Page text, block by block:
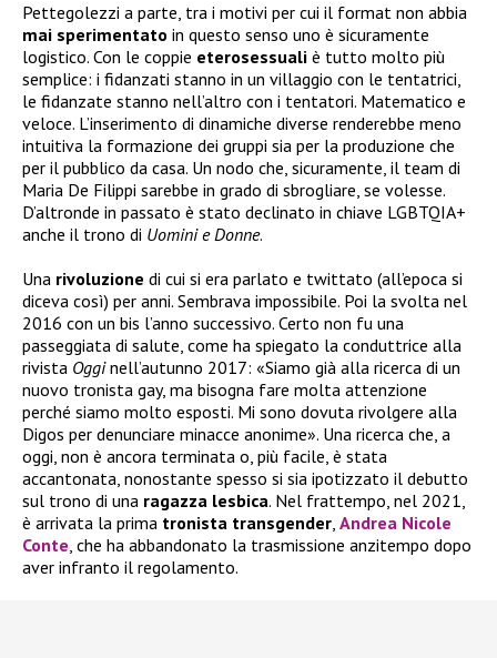
Pettegolezzi a parte, tra i motivi per cui il format non abbia
mai sperimentato in questo senso uno è sicuramente
logistico. Con le coppie eterosessuali è tutto molto più
semplice: i fidanzati stanno in un villaggio con le tentatrici,
le fidanzate stanno nell’altro con i tentatori. Matematico e
veloce. L’inserimento di dinamiche diverse renderebbe meno
intuitiva la formazione dei gruppi sia per la produzione che
per il pubblico da casa. Un nodo che, sicuramente, il team di
Maria De Filippi sarebbe in grado di sbrogliare, se volesse.
D’altronde in passato è stato declinato in chiave LGBTQIA+
anche il trono di Uomini e Donne.
Una rivoluzione di cui si era parlato e twittato (all’epoca si
diceva così) per anni. Sembrava impossibile. Poi la svolta nel
2016 con un bis l’anno successivo. Certo non fu una
passeggiata di salute, come ha spiegato la conduttrice alla
rivista Ogginell’autunno 2017: «Siamo già alla ricerca di un
nuovo tronista gay, ma bisogna fare molta attenzione
perché siamo molto esposti. Mi sono dovuta rivolgere alla
Digos per denunciare minacce anonime». Una ricerca che, a
oggi, non è ancora terminata o, più facile, è stata
accantonata, nonostante spesso si sia ipotizzato il debutto
sul trono di una ragazza lesbica. Nel frattempo, nel 2021,
è arrivata la prima tronista transgender, Andrea Nicole
Conte, che ha abbandonato la trasmissione anzitempo dopo
aver infranto il regolamento.